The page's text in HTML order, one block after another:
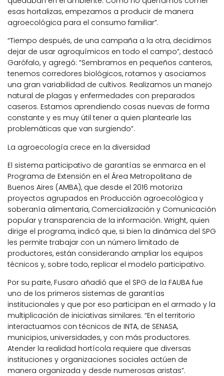
esas hortalizas, empezamos a producir de manera
agroecológica para el consumo familiar”.
“Tiempo después, de una campaña a la otra, decidimos
dejar de usar agroquímicos en todo el campo”, destacó
Garófalo, y agregó: “Sembramos en pequeños canteros,
tenemos corredores biológicos, rotamos y asociamos
una gran variabilidad de cultivos. Realizamos un manejo
natural de plagas y enfermedades con preparados
caseros. Estamos aprendiendo cosas nuevas de forma
constante y es muy útil tener a quien plantearle las
problemáticas que van surgiendo”.
La agroecología crece en la diversidad
El sistema participativo de garantías se enmarca en el
Programa de Extensión en el Área Metropolitana de
Buenos Aires (AMBA), que desde el 2016 motoriza
proyectos agrupados en Producción agroecológica y
soberanía alimentaria, Comercialización y Comunicación
popular y transparencia de la información. Wright, quien
dirige el programa, indicó que, si bien la dinámica del SPG
les permite trabajar con un número limitado de
productores, están considerando ampliar los equipos
técnicos y, sobre todo, replicar el modelo participativo.
Por su parte, Fusaro añadió que el SPG de la FAUBA fue
uno de los primeros sistemas de garantías
institucionales y que por eso participan en el armado y la
multiplicación de iniciativas similares. “En el territorio
interactuamos con técnicos de INTA, de SENASA,
municipios, universidades, y con más productores.
Atender la realidad hortícola requiere que diversas
instituciones y organizaciones sociales actúen de
manera organizada y desde numerosas aristas”.